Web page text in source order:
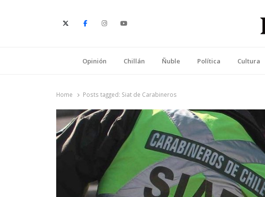
Opinión Chillán Ñuble Política Cultura
Home Posts tagged: Siat de Carabineros